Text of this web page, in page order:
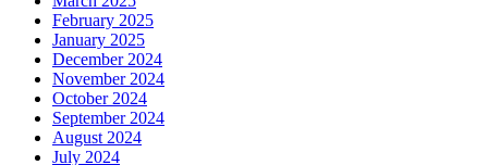
February 2025
January 2025
December 2024
November 2024
October 2024
September 2024
August 2024
July 2024